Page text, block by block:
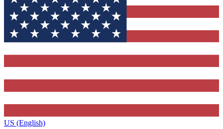
US (English)